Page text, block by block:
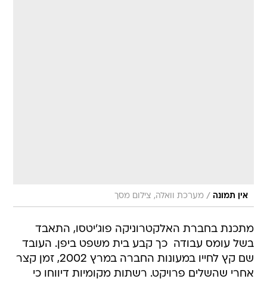
אין תמונה / מערכת וואלה, צילום מסך
מתכנת בחברת האלקטרוניקה פוג'יטסו, התאבד
בשל עומס עבודה  כך קבע בית משפט ביפן. העובד
שם קץ לחייו במעונות החברה במרץ 2002, זמן קצר
אחרי שהשלים פרויקט. רשתות מקומיות דיווחו כי